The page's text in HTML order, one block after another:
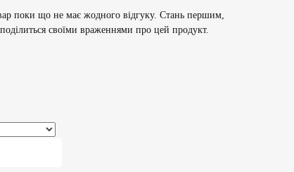
поки що не має жодного відгуку. Стань першим,
своїми враженнями про цей продукт.